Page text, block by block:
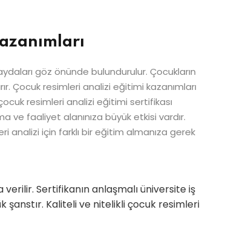
göz önünde bulundurulur. Çocukların
Çocuk resimleri analizi eğitimi kazanımları
resimleri analizi eğitimi sertifikası
ve faaliyet alanınıza büyük etkisi vardır.
analizi için farklı bir eğitim almanıza gerek
Sertifikanın anlaşmalı üniversite iş
şanstır. Kaliteli ve nitelikli çocuk resimleri